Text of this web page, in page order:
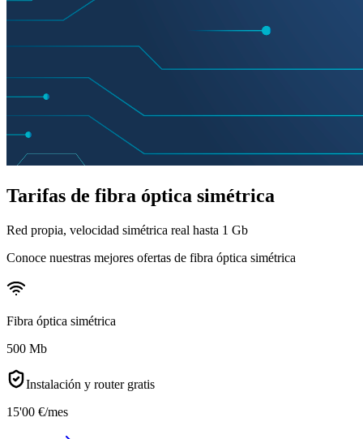
Tarifas de fibra óptica simétrica
Red propia, velocidad simétrica real hasta 1 Gb
Conoce nuestras mejores ofertas de fibra óptica simétrica
Fibra óptica simétrica
500 Mb
Instalación y router gratis
15'00 €/mes